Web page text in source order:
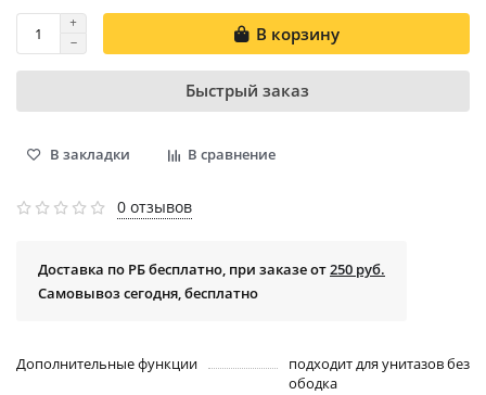
В корзину
Быстрый заказ
В закладки В сравнение
0 отзывов
Доставка по РБ бесплатно, при заказе от250 руб.
Самовывоз сегодня, бесплатно
Дополнительные функции
подходит для унитазов без
ободка